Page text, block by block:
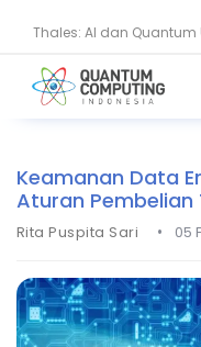
Thales: AI dan
BSSN Dorong Industri
Keamanan Data
Aturan Pembelian
Rita Puspita Sari • 05